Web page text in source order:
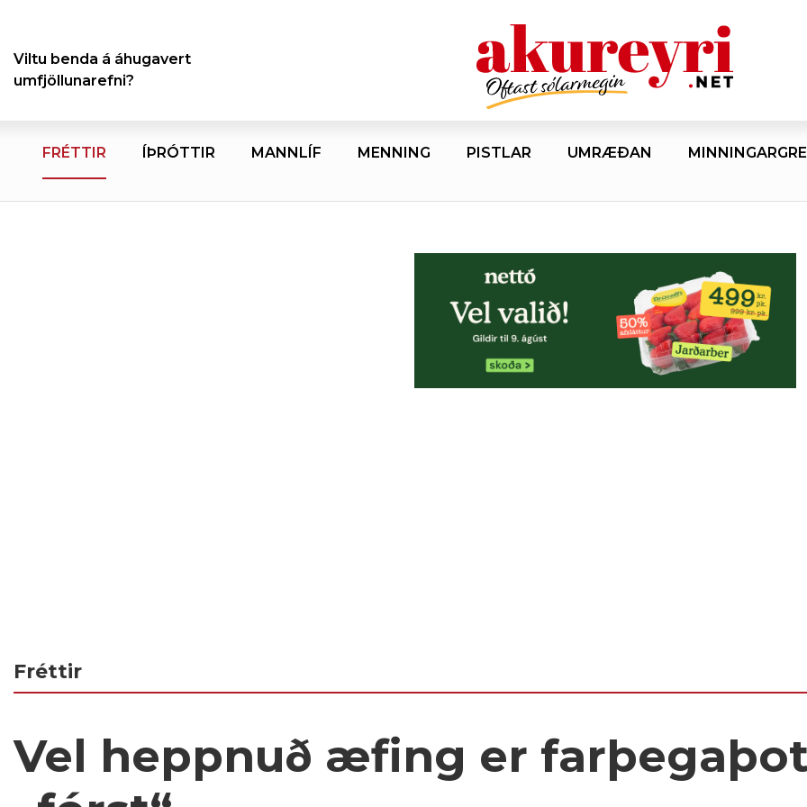
Viltu benda á áhugavert
umfjöllunarefni?
FRÉTTIR ÍÞRÓTTIR MANNLÍF MENNING PISTLAR UMRÆÐAN
Fréttir
Vel heppnuð æfing er